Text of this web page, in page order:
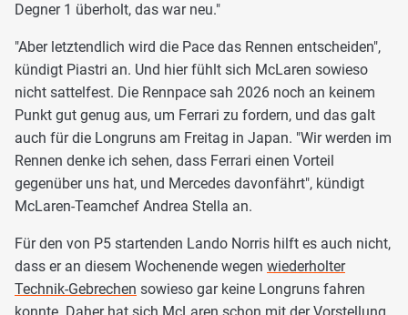
Degner 1 überholt, das war neu."
"Aber letztendlich wird die Pace das Rennen entscheiden",
kündigt Piastri an. Und hier fühlt sich McLaren sowieso
nicht sattelfest. Die Rennpace sah 2026 noch an keinem
Punkt gut genug aus, um Ferrari zu fordern, und das galt
auch für die Longruns am Freitag in Japan. "Wir werden im
Rennen denke ich sehen, dass Ferrari einen Vorteil
gegenüber uns hat, und Mercedes davonfährt", kündigt
McLaren-Teamchef Andrea Stella an.
Für den von P5 startenden Lando Norris hilft es auch nicht,
dass er an diesem Wochenende wegen wiederholter
Technik-Gebrechen sowieso gar keine Longruns fahren